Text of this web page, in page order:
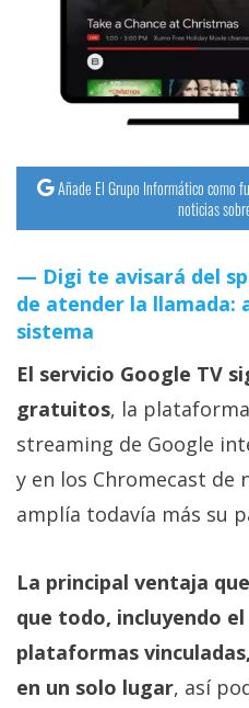
Operadores
y
Tutoriales
Sistemas
operativos
Profesional
+
Más
temas
Sorteos
Foros
Añade El Grupo Informático como
noticias
Digi te avisará del
de atender la llamada:
sistema
El servicio Google TV
gratuitos, la
streaming de Google
y en los Chromecast de
amplía todavía más su
La principal ventaja
que todo, incluyendo
plataformas
en un solo lugar, así